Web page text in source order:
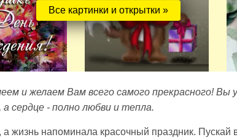
Все картинки и открытки »
и желаем Вам всего самого прекрасного! Вы
сердце - полно любви и тепла.
жизнь напоминала красочный праздник. Пускай